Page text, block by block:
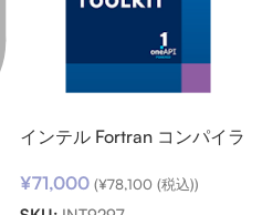
インテル Fortran コンパイラ
(期限内更新用)
¥71,000 (¥78,100 (税込))